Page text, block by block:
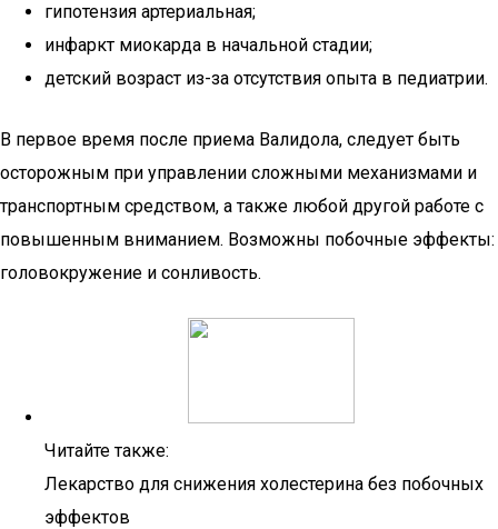
гипотензия артериальная;
инфаркт миокарда в начальной стадии;
детский возраст из-за отсутствия опыта в педиатрии.
В первое время после приема Валидола, следует быть
осторожным при управлении сложными механизмами и
транспортным средством, а также любой другой работе с
повышенным вниманием. Возможны побочные эффекты:
головокружение и сонливость.
Читайте также:
Лекарство для снижения холестерина без побочных
эффектов